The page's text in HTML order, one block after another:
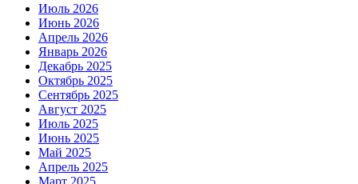
Июль 2026
Июнь 2026
Апрель 2026
Январь 2026
Декабрь 2025
Октябрь 2025
Сентябрь 2025
Август 2025
Июль 2025
Июнь 2025
Май 2025
Апрель 2025
Март 2025